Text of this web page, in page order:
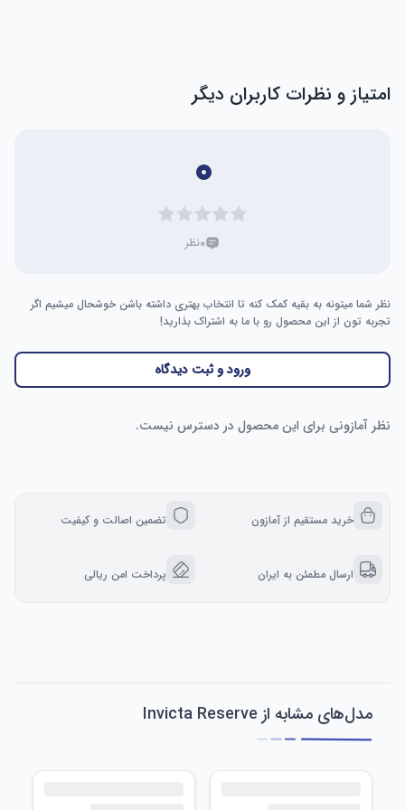
از طریق ایمیل.
امتیاز و نظرات کاربران دیگر
۰
۰نظر
نظر شما میتونه به بقیه کمک کنه تا انتخاب بهتری داشته باشن خوشحال میشیم اگر
تجربه تون از این محصول رو با ما به اشتراک بذارید!
ورود و ثبت دیدگاه
نظر آمازونی برای این محصول در دسترس نیست.
خرید مستقیم از آمازون تضمین اصالت و کیفیت
ارسال مطمئن به ایران پرداخت امن ریالی
مدل‌های مشابه از Invicta Reserve